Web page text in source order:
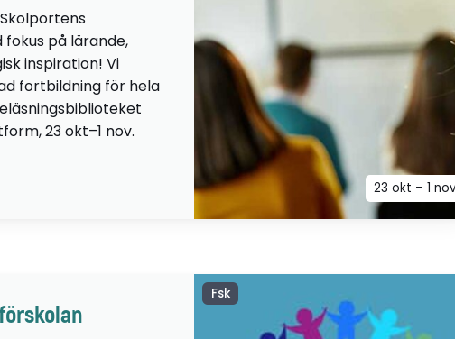
på lärande,
inspiration! Vi
fortbildning för hela
23 okt–1 nov.
23 okt – 1
Fsk